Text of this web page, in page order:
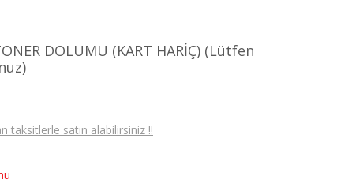
DOLUMU (KART HARİÇ) (Lütfen
taksitlerle satın alabilirsiniz !!